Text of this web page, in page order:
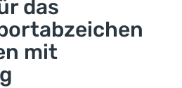
das
mit